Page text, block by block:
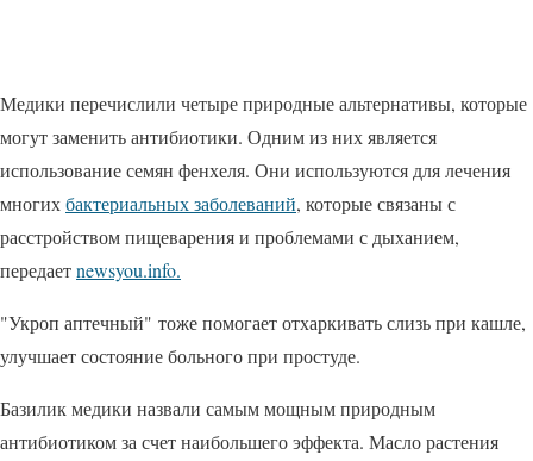
Медики перечислили четыре природные альтернативы, которые
могут заменить антибиотики. Одним из них является
использование семян фенхеля. Они используются для лечения
многихбактериальных заболеваний, которые связаны с
расстройством пищеварения и проблемами с дыханием,
передаетnewsyou.info.
"Укроп аптечный" тоже помогает отхаркивать слизь при кашле,
улучшает состояние больного при простуде.
Базилик медики назвали самым мощным природным
антибиотиком за счет наибольшего эффекта. Масло растения